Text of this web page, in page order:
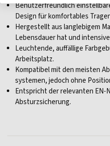
Benutzerfreundlich
Design für komfortables
Hergestellt aus langlebigem
Lebensdauer hat und
Leuchtende, auffällige
Arbeitsplatz.
Kompatibel mit den meisten
systemen, jedoch ohne
Entspricht der relevanten EN-
Absturzsicherung.